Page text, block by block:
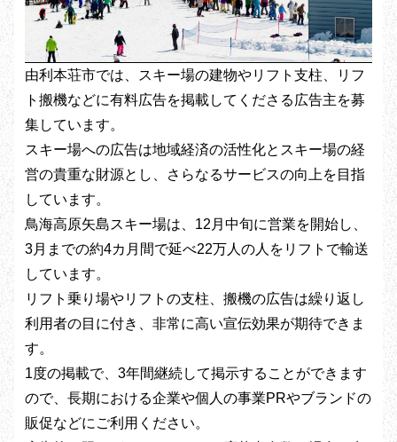
由利本荘市では、スキー場の建物やリフト支柱、リフ
ト搬機などに有料広告を掲載してくださる広告主を募
集しています。
スキー場への広告は地域経済の活性化とスキー場の経
営の貴重な財源とし、さらなるサービスの向上を目指
しています。
鳥海高原矢島スキー場は、12月中旬に営業を開始し、
3月までの約4カ月間で延べ22万人の人をリフトで輸送
しています。
リフト乗り場やリフトの支柱、搬機の広告は繰り返し
利用者の目に付き、非常に高い宣伝効果が期待できま
す。
1度の掲載で、3年間継続して掲示することができます
ので、長期における企業や個人の事業PRやブランドの
販促などにご利用ください。